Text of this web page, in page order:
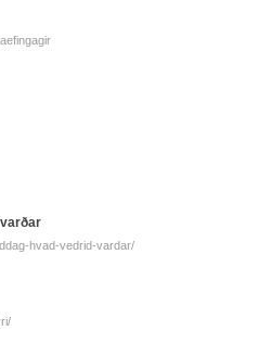
hvad-vedrid-vardar/